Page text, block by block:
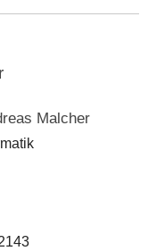
Malcher